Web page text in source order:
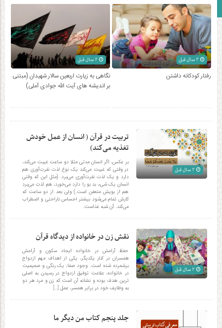
زبان انگلیسی
2 سال قبل
رفتار کودکانه داشتن
نگاهی به زیارت اربعین سالار شهیدان (مبتنی
بر اندیشه های آیت الله جوادی آملی)
تربیت در قرآن ( انسان از عمل خودش
تغذیه می‌کند)
بر عکس، اگر انسان مدتی مثلا دو ساعت غیبت می‌کند،
در وقتی که غیبت می‌کند یک نوع لذت نفرت‌آوری هم
دارد و یک لذت نفرت‌آوری می‌برد. (مثل این که وقتی
انسان یک شیء بد بو را دارد می‌خورد، هم لذت می‌برد
هم از بویش متعفن است.) ولی بعد از دو ساعت که
کارش تمام می‌شود بیشتر احساس ناراحتی و اضطراب
می‌کند. آن شبه غذاست.
نقش زن در خانواده از دیدگاه قرآن
حفظ آرامش در خانواده ایجاد سکون و آرامش
همسران در کنار یکدیگر، یکی از اهداف مهم ازدواج
برشمرده شده است. وجود صفا، یک رنگی و صمیمیت
در خانواده، علامت توفیق ازدواج در رسیدن به اصلی
ترین هدف بوده و نشانه آن است که زن و مرد هر دو
به وظایف خود در برابر همسر، عمل […]
جلد پنجم کتاب من دیگر ما